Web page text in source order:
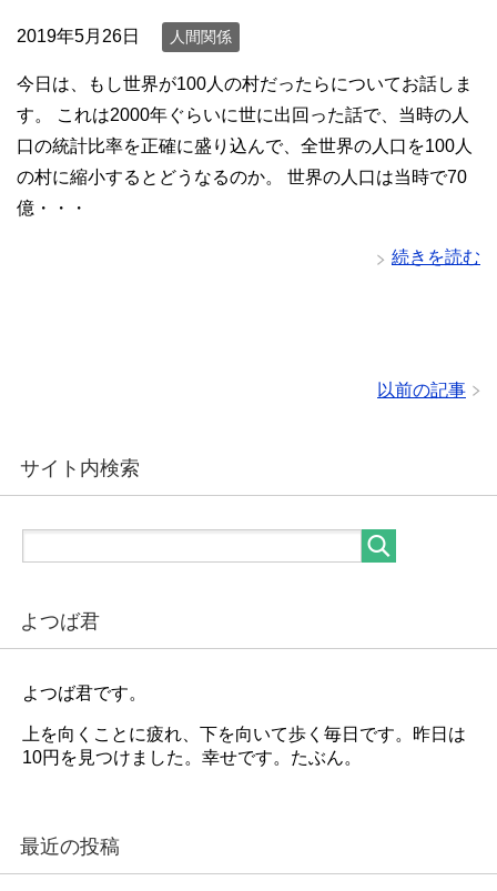
2019年5月26日 人間関係
今日は、もし世界が100人の村だったらについてお話しま
す。 これは2000年ぐらいに世に出回った話で、当時の人
口の統計比率を正確に盛り込んで、全世界の人口を100人
の村に縮小するとどうなるのか。 世界の人口は当時で70
億・・・
続きを読む
以前の記事
サイト内検索
よつば君
よつば君です。
上を向くことに疲れ、下を向いて歩く毎日です。昨日は
10円を見つけました。幸せです。たぶん。
最近の投稿